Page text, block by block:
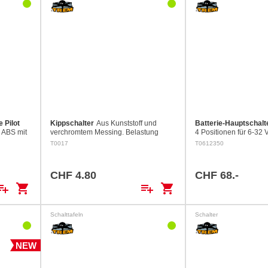
Pilot
mit
shopping_cart
Kippschalter Aus Kunststoff und
verchromtem Messing. Belastung
max. 15 A
T0017
CHF 4.80
playlist_add shopping_cart
Batterie-
4 Positionen für 6-32
kurzfristig). Mit
T0612350
CHF 68.-
NEW
Schalttafeln Schalter